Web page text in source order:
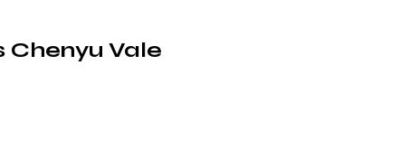
Chenyu Vale